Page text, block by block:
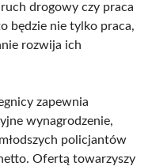
drogowy czy praca
będzie nie tylko praca,
rozwija ich
zapewnia
wynagrodzenie,
policjantów
Ofertą towarzyszy